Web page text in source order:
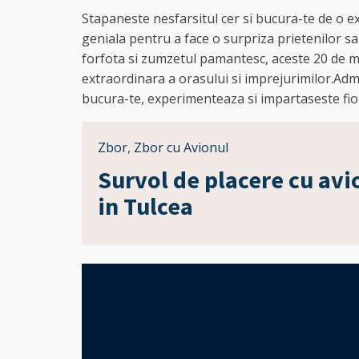
Stapaneste nesfarsitul cer si bucura-te de o
geniala pentru a face o surpriza prietenilor
forfota si zumzetul pamantesc, aceste 20 de
extraordinara a orasului si
bucura-te, experimenteaza si impartaseste
Zbor, Zbor cu Avionul
Survol de placere cu
in Tulcea